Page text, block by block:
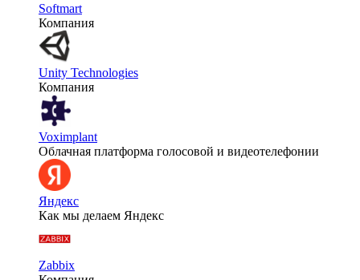
Softmart
Компания
Unity Technologies
Компания
Voximplant
Облачная платформа голосовой и видеотелефонии
Яндекс
Как мы делаем Яндекс
Zabbix